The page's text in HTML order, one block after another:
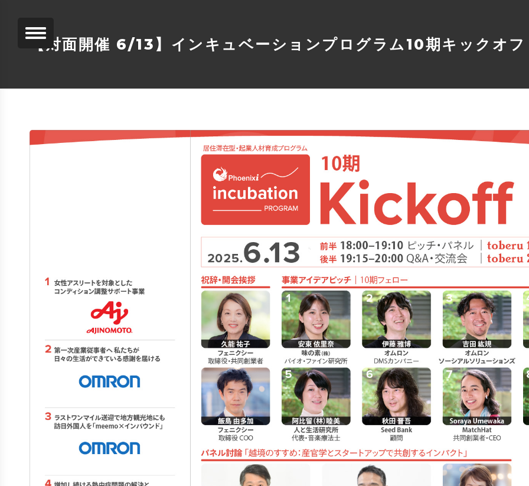
【対面開催 6/13】インキュベーションプログラム10期キックオフ